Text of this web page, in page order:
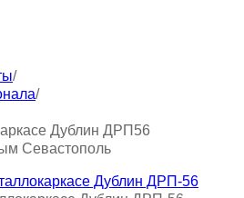
/
/
Дублин ДРП56
Севастополь